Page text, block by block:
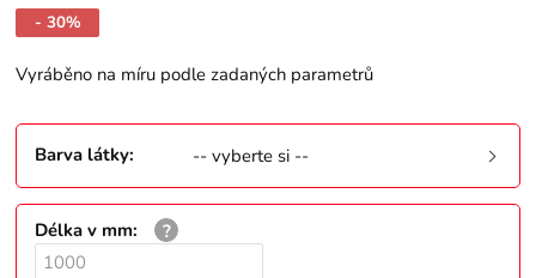
- 30%
Vyráběno na míru podle zadaných parametrů
Barva látky: -- vyberte si --
Délka v mm: